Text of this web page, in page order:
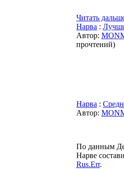
Читать
Нарва :
Автор:
прочтений)
Нарва :
Автор:
По данным
Нарве
Rus.Err.